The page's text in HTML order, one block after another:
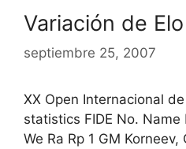
Variación de
septiembre 25, 2007
XX Open Internacional
statistics FIDE No. Name
We Ra Rp 1 GM